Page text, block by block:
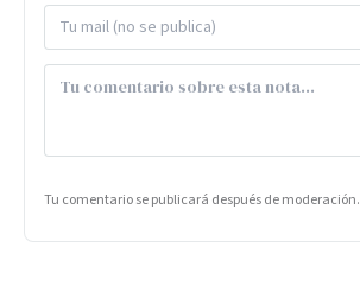
Tu comentario se publicará después de moderación.